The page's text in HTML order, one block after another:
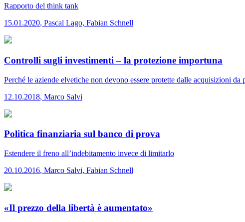
Rapporto del think tank
15.01.2020, Pascal Lago, Fabian Schnell
Controlli sugli investimenti – la protezione importuna
Perché le aziende elvetiche non devono essere protette dalle acquisizioni da
12.10.2018, Marco Salvi
Politica finanziaria sul banco di prova
Estendere il freno all’indebitamento invece di limitarlo
20.10.2016, Marco Salvi, Fabian Schnell
«Il prezzo della libertà è aumentato»